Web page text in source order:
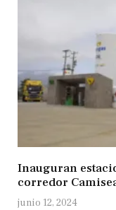
Inauguran
corredor
junio 12, 2024